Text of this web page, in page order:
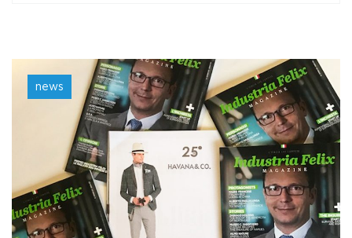
news